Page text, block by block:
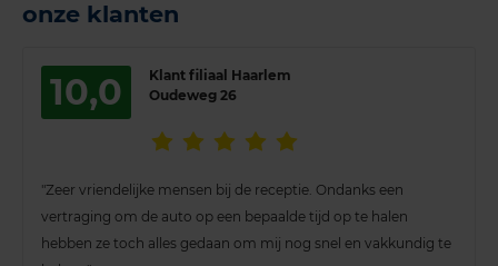
onze klanten
10,0
Klant filiaal Haarlem
Oudeweg 26
"Zeer vriendelijke mensen bij de receptie. Ondanks een
vertraging om de auto op een bepaalde tijd op te halen
hebben ze toch alles gedaan om mij nog snel en vakkundig te